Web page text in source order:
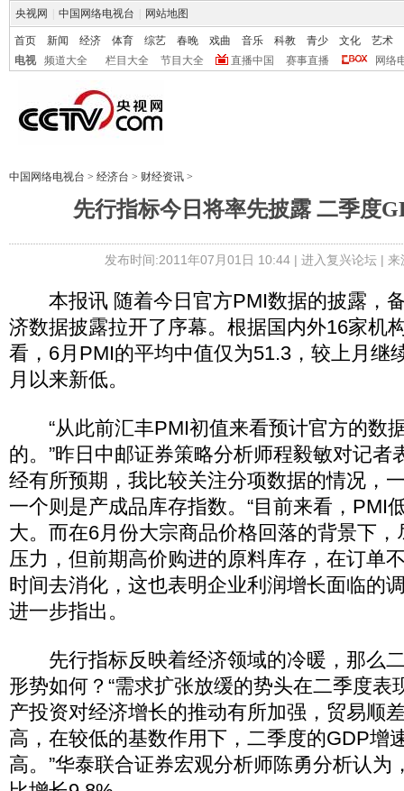
央视网 中国网络电视台 网站地图
首页 新闻 经济 体育 综艺 春晚 戏曲 音乐 科教 青少 文化
艺术
电视
频道大全 栏目大全 节目大全 直播中国 赛事直播 网络
中国网络电视台 > 经济台 > 财经资讯 >
先行指标今日将率先披露 二季度
发布时间:2011年07月01日 10:44 | 进入复兴论坛| 来
本报讯 随着今日官方PMI数据的披露，
济数据披露拉开了序幕。根据国内外16家机
看，6月PMI的平均中值仅为51.3，较上月继
月以来新低。
“从此前汇丰PMI初值来看预计官方的数
的。”昨日中邮证券策略分析师程毅敏对记者
经有所预期，我比较关注分项数据的情况，
一个则是产成品库存指数。“目前来看，PMI
大。而在6月份大宗商品价格回落的背景下
压力，但前期高价购进的原料库存，在订单
时间去消化，这也表明企业利润增长面临的
进一步指出。
先行指标反映着经济领域的冷暖，那么
形势如何？“需求扩张放缓的势头在二季度表
产投资对经济增长的推动有所加强，贸易顺
高，在较低的基数作用下，二季度的GDP增
高。”华泰联合证券宏观分析师陈勇分析认为